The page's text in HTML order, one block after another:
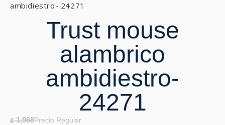
ambidiestro- 24271
Trust mouse
alambrico
ambidiestro-
24271
₡1,968